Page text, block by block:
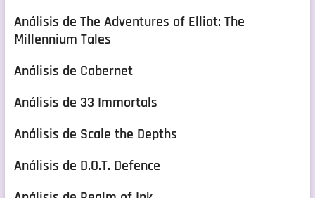
Análisis de The Adventures of Elliot: The
Millennium Tales
Análisis de Cabernet
Análisis de 33 Immortals
Análisis de Scale the Depths
Análisis de D.O.T. Defence